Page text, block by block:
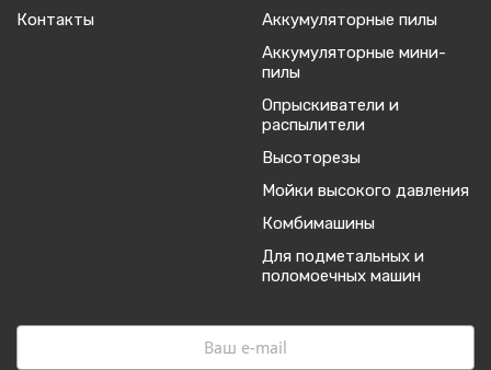
Контакты
Аккумуляторные пилы
Аккумуляторные мини-
пилы
Опрыскиватели и
распылители
Высоторезы
Мойки высокого давления
Комбимашины
Для подметальных и
поломоечных машин